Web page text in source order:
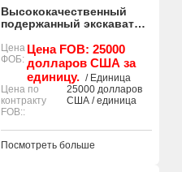
Высококачественный
подержанный экскаватор
работе.
Цена
ФОБ:
Цена FOB: 25000
долларов США за
единицу. / Единица
Цена по
контракту
FOB::
25000 долларов
США / единица
Посмотреть больше